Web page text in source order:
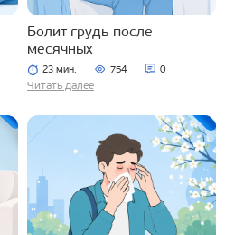
Болит грудь после
месячных
23 мин. 754 0
Читать далее